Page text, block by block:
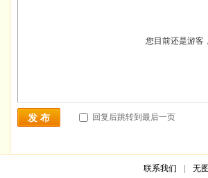
您目前还是游客
发 布 回复后跳转到最后一页
联系我们 无